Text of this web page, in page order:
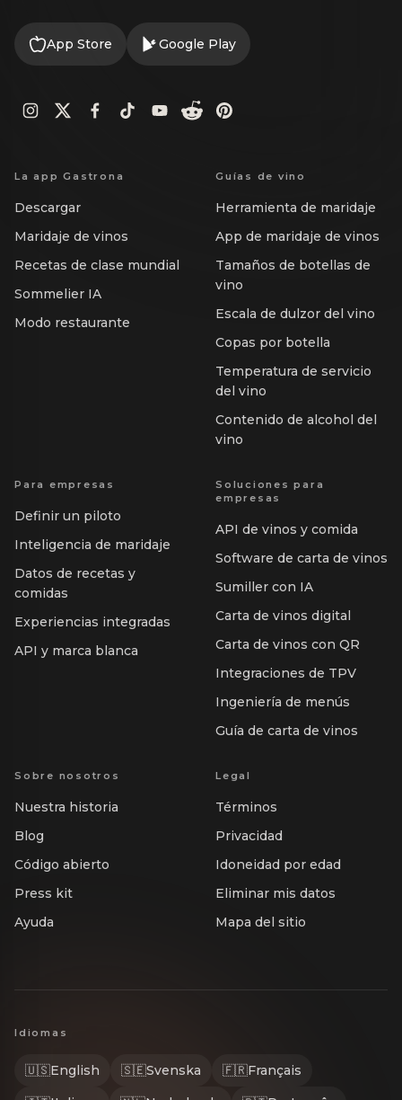
App Store Google Play
La app Gastrona
Descargar
Maridaje de vinos
Recetas de clase mundial
Sommelier IA
Modo restaurante
Guías de vino
Herramienta de maridaje
App de maridaje de vinos
Tamaños de botellas de
vino
Escala de dulzor del vino
Copas por botella
Temperatura de servicio
del vino
Contenido de alcohol del
vino
Para empresas
Definir un piloto
Inteligencia de maridaje
Datos de recetas y
comidas
Experiencias integradas
API y marca blanca
Soluciones para
empresas
API de vinos y comida
Software de carta de vinos
Sumiller con IA
Carta de vinos digital
Carta de vinos con QR
Integraciones de TPV
Ingeniería de menús
Guía de carta de vinos
Sobre nosotros
Nuestra historia
Blog
Código abierto
Press kit
Ayuda
Legal
Términos
Privacidad
Idoneidad por edad
Eliminar mis datos
Mapa del sitio
Idiomas
🇺🇸English 🇸🇪Svenska 🇫🇷Français